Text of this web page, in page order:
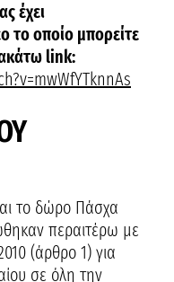
έχει
το οποίο μπορείτε
link:
το δώρο Πάσχα
περαιτέρω με
(άρθρο 1) για
σε όλη την